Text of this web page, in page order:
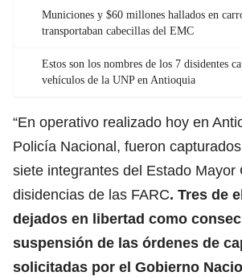
Municiones y $60 millones hallados en
transportaban cabecillas del EMC
Estos son los nombres de los 7 disidentes
vehículos de la UNP en Antioquia
“En operativo realizado hoy en
Policía Nacional, fueron
siete integrantes del Estado Mayor
disidencias de las FARC. Tres de
dejados en libertad como
suspensión de las órdenes de
solicitadas por el Gobierno